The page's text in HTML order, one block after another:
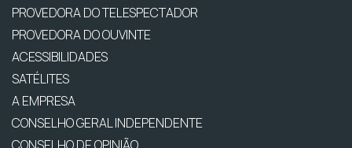
PROVEDORA DO TELESPECTADOR
PROVEDORA DO OUVINTE
ACESSIBILIDADES
SATÉLITES
A EMPRESA
CONSELHO GERAL INDEPENDENTE
CONSELHO DE OPINIÃO